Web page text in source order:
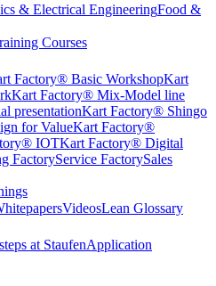
& Electrical EngineeringFood &
Courses
Factory® Basic WorkshopKart
Kart Factory® Mix-Model line
presentationKart Factory® Shingo
for ValueKart Factory®
IOTKart Factory® Digital
FactoryService FactorySales
VideosLean Glossary
at StaufenApplication